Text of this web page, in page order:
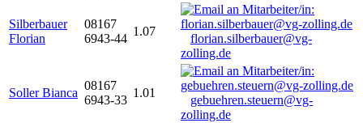
Silberbauer
Florian
08167
6943-44
1.07
florian.silberbauer@vg-
zolling.de
Soller Bianca
08167
6943-33
1.01
gebuehren.steuern@vg-
zolling.de